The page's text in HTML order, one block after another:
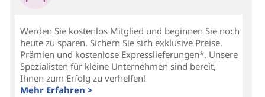
Werden Sie kostenlos Mitglied und beginnen Sie noch
heute zu sparen. Sichern Sie sich exklusive Preise,
Prämien und kostenlose Expresslieferungen*. Unsere
Spezialisten für kleine Unternehmen sind bereit,
Ihnen zum Erfolg zu verhelfen!
Mehr Erfahren >